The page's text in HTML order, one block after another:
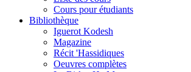
Cours pour étudiants
Bibliothèque
Iguerot Kodesh
Magazine
Récit 'Hassidiques
Oeuvres complètes